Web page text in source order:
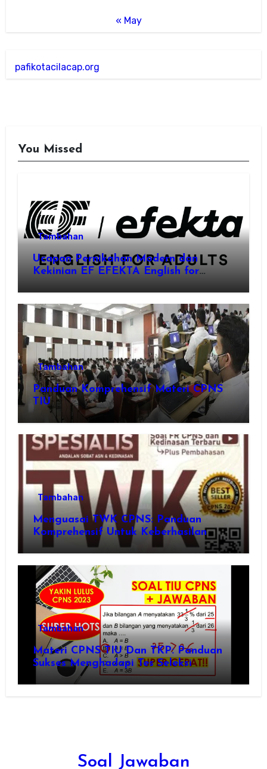
« May
pafikotacilacap.org
You Missed
Tambahan
Ucapan Pernikahan Modern dan
Kekinian EF EFEKTA English for
Momen Spesial Semakin Berarti
Tambahan
Panduan Komprehensif Materi CPNS
TIU
Tambahan
Menguasai TWK CPNS: Panduan
Komprehensif Untuk Keberhasilan
Tambahan
Materi CPNS TIU Dan TKP: Panduan
Sukses Menghadapi Tes Seleksi
Soal Jawaban